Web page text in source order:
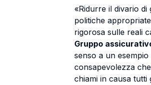
«Ridurre il divario
politiche
rigorosa sulle reali
Gruppo
senso a un
consapevolezza
chiami in causa tutti